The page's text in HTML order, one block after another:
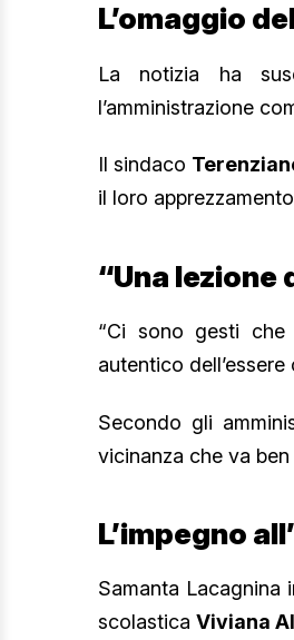
L’omaggio
La notizia ha
l’amministrazione
Il sindaco
il loro
“Una
“Ci sono gesti
autentico
Secondo gli
vicinanza che va
L’impegno
Samanta Lacagnina
scolastica Viviana